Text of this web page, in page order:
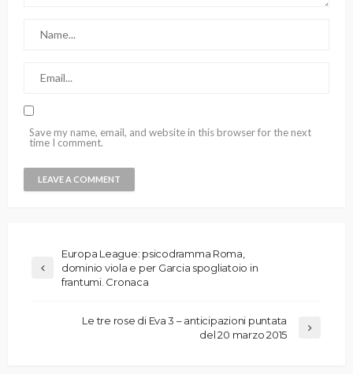
Save my name, email, and website in this browser for the next
time I comment.
Europa League: psicodramma Roma,
dominio viola e per Garcia spogliatoio in
frantumi. Cronaca
Le tre rose di Eva 3 – anticipazioni puntata
del 20 marzo 2015